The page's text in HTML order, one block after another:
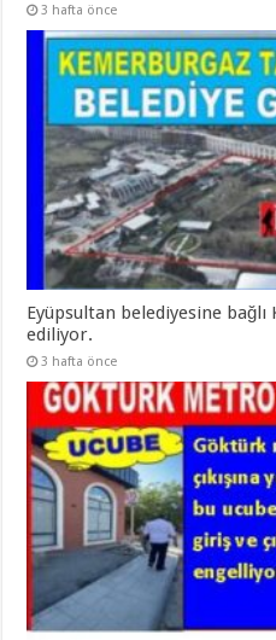
3 hafta önce
Eyüpsultan belediyesine
ediliyor.
3 hafta önce